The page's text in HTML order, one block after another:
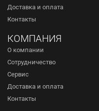
Доставка и оплата
Контакты
КОМПАНИЯ
О компании
Сотрудничество
Сервис
Доставка и оплата
Контакты